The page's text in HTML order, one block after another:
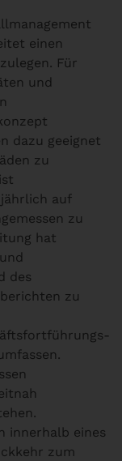
einen
Für
und
dazu geeignet
zu
auf
zu
hat
und
des
zu
innerhalb eines
zum